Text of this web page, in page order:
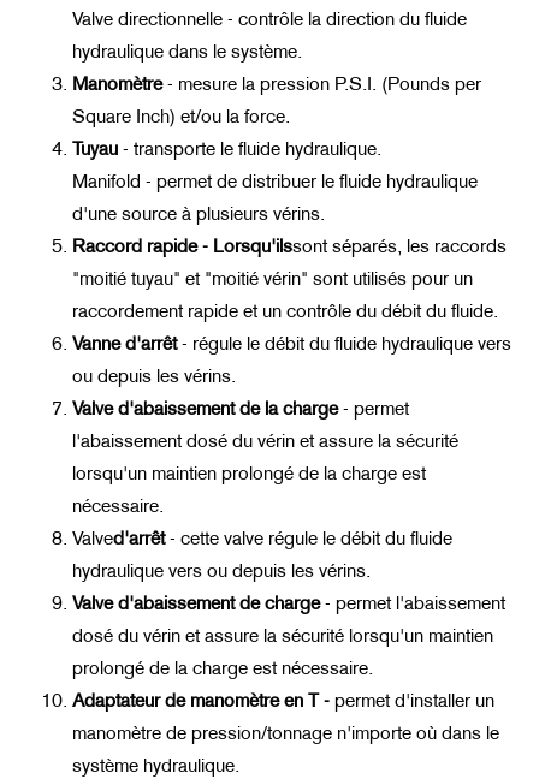
Valve directionnelle - contrôle la direction du fluide
hydraulique dans le système.
Manomètre- mesure la pression P.S.I. (Pounds per
Square Inch) et/ou la force.
Tuyau - transporte le fluide hydraulique.
Manifold - permet de distribuer le fluide hydraulique
d'une source à plusieurs vérins.
Raccord rapide - Lorsqu'ilssont séparés, les raccords
"moitié tuyau" et "moitié vérin" sont utilisés pour un
raccordement rapide et un contrôle du débit du fluide.
Vanne d'arrêt- régule le débit du fluide hydraulique vers
ou depuis les vérins.
Valve d'abaissement de la charge- permet
l'abaissement dosé du vérin et assure la sécurité
lorsqu'un maintien prolongé de la charge est
nécessaire.
Valved'arrêt- cette valve régule le débit du fluide
hydraulique vers ou depuis les vérins.
Valve d'abaissement de charge- permet l'abaissement
dosé du vérin et assure la sécurité lorsqu'un maintien
prolongé de la charge est nécessaire.
Adaptateur de manomètre en T- permet d'installer un
manomètre de pression/tonnage n'importe où dans le
système hydraulique.